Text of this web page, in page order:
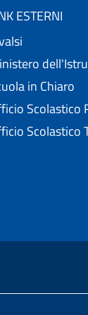
ESTERNI
in Chiaro
Scolastico
Scolastico
del